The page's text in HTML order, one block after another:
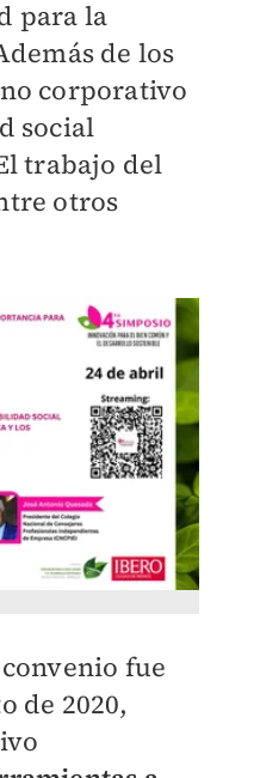
para la
de los
corporativo
social
trabajo del
otros
fue
de 2020,